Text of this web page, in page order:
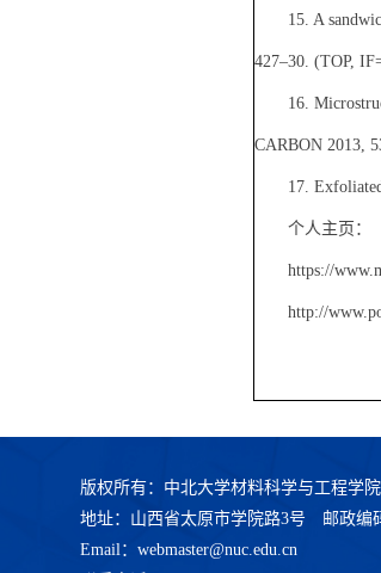
15. A
427–30. (TOP,
16.
CARBON 2013,
17.
个人主页：
https://
http://
版权所有：中北大学材料科学与工程学院
地址：山西省太原市学院路3号 邮政编
Email：webmaster@nuc.edu.cn